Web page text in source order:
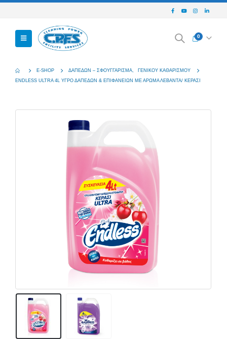
0
E-SHOP ΔΑΠΈΔΩΝ – ΣΦΟΥΓΓΆΡΙΣΜΑ
ΓΕΝΙΚΟΎ ΚΑΘΑΡΙΣΜΟΎ
ENDLESS ULTRA 4L ΥΓΡΌ ΔΑΠΈΔΩΝ & ΕΠΙΦΑΝΕΙΏΝ ΜΕ ΆΡΩΜΑ ΛΕΒΆΝΤΑ/ ΚΕΡΆΣΙ